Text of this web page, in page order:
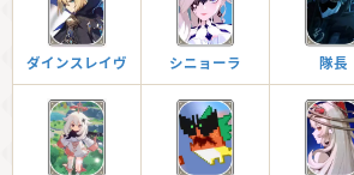
ダインスレイヴ シニョーラ 隊長